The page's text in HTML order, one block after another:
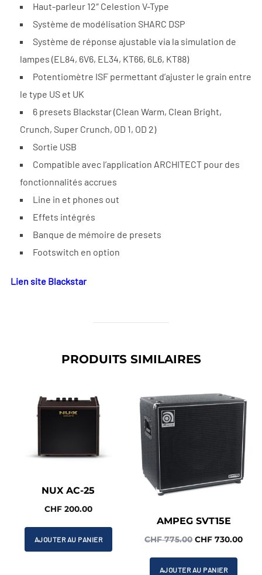
Haut-parleur 12″ Celestion V-Type
Système de modélisation SHARC DSP
Système de réponse ajustable via la simulation de
lampes (EL84, 6V6, EL34, KT66, 6L6, KT88)
Potentiomètre ISF permettant d’ajuster le grain entre
le type US et UK
6 presets Blackstar (Clean Warm, Clean Bright,
Crunch, Super Crunch, OD 1, OD 2)
Sortie USB
Compatible avec l’application ARCHITECT pour des
fonctionnalités accrues
Line in et phones out
Effets intégrés
Banque de mémoire de presets
Footswitch en option
Lien site Blackstar
PRODUITS SIMILAIRES
NUX AC-25
CHF200.00
AJOUTER AU PANIER
AMPEG SVT15E
CHF775.00 Le
initial
CHF 730.00Le
AJOUTER AU PANIER